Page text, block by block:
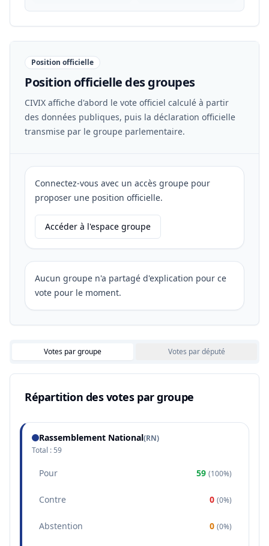
Position officielle
Position officielle des groupes
CIVIX affiche d'abord le vote officiel calculé à partir
des données publiques, puis la déclaration officielle
transmise par le groupe parlementaire.
Connectez-vous avec un accès groupe pour
proposer une position officielle.
Accéder à l'espace groupe
Aucun groupe n'a partagé d'explication pour ce
vote pour le moment.
Votes par groupe Votes par député
Répartition des votes par groupe
Rassemblement National(RN)
Total : 59
Pour 59 (100%)
Contre 0 (0%)
Abstention 0 (0%)